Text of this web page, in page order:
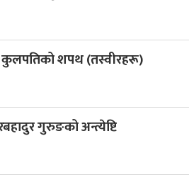
कुलपतिको शपथ (तस्वीरहरू)
गुरुङको अन्त्येष्टि